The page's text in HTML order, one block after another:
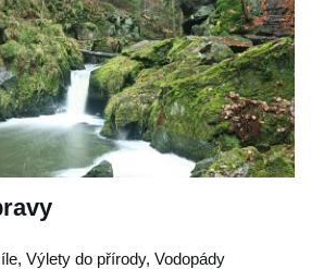
Výlety do přírody, Vodopády